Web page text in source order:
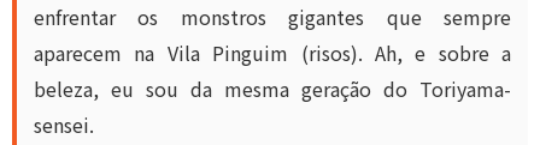
enfrentar os monstros gigantes que sempre
aparecem na Vila Pinguim (risos). Ah, e sobre a
beleza, eu sou da mesma geração do Toriyama-
sensei.